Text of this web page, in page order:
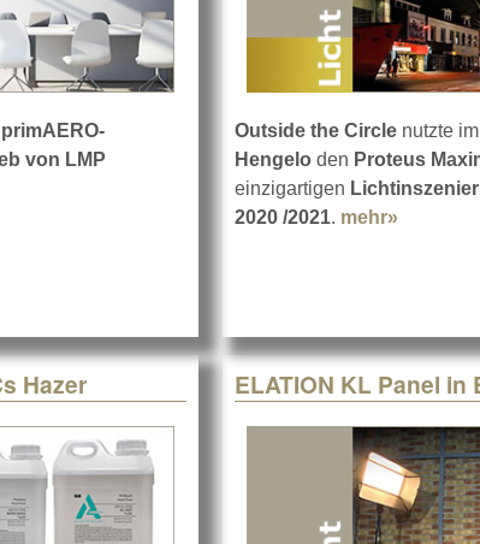
von LMP
primAERO-Raumluftreiniger
Outside the Circle nutzte im
Hengelo den Proteus
einzigartigen
2020 /2021. mehr»
Hazer ELATION KL Panel